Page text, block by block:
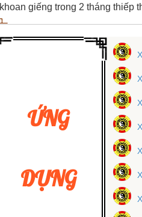
khoan giếng trong 2 tháng thiếp
ỨNG
DỤNG